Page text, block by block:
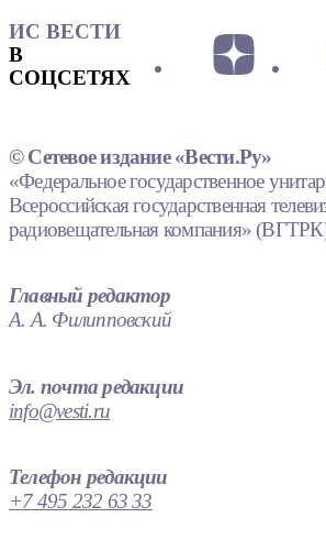
ИС ВЕСТИ
В
СОЦСЕТЯХ
© Сетевое издание «Вести.Ру»
«Федеральное государственное
Всероссийская государственная
радиовещательная компания»
Главный редактор
А. А. Филипповский
Эл. почта редакции
info@vesti.ru
Телефон редакции
+7 495 232 63 33